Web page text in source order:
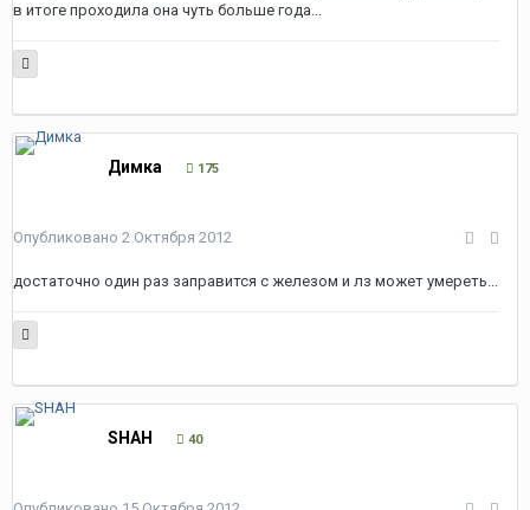
в итоге проходила она чуть больше года...
Димка 175
Опубликовано 2 Октября 2012
достаточно один раз заправится с железом и лз может умереть...
SHAH 40